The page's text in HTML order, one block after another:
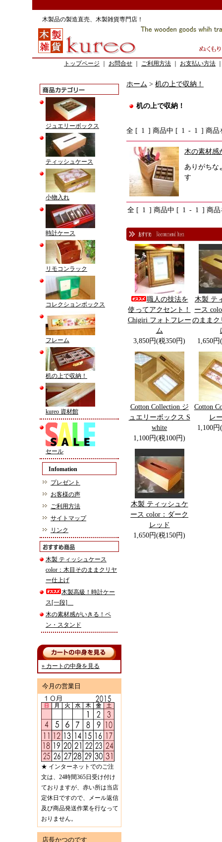
木製品の製造直売、木製雑貨専門店！
トップページ お問合せ ご利用方法 お支払い方法
ジュエリーボックス
ティッシュケース
小物入れ
時計ケース
リモコンラック
コレクションボックス
フレーム
机の上で収納！
kureo 資材館
セール
Infomation
プレゼント
お客様の声
ご利用方法
サイトマップ
リンク
木製 ティッシュケース
color：木目そのままクリヤ
ー仕上げ
木製高級！時計ケー
ス[一段]
木の素材感がいきる！ペ
ン・スタンド
» カートの中身を見る
今月の営業日
★ インターネットでのご注
文は、24時間365日受け付け
ておりますが、赤い所は当店
定休日ですので、メール返信
及び商品発送作業を行なって
おりません。
店長かつのです
ホーム > 机の上で収納！
机の上で収納！
全 [ 1 ] 商品中 [ 1 - 1 ] 商品
木の素材感
ありがちな
す
全 [ 1 ] 商品中 [ 1 - 1 ] 商品
職人の技法を
使ってアクセント！
Chigiri フォトフレー
ム
3,850円(税350円)
木製 テ
ース
のままク
1,650
Cotton Collection ジ
ュエリーボックス S
white
1,100円(税100円)
Cotton
レ
1,100
木製 ティッシュケ
ース color：ダーク
レッド
1,650円(税150円)